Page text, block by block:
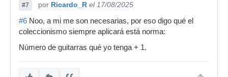
#7 por Ricardo_R el 17/08/2025
#6 Noo, a mi me son necesarias, por eso digo qué el
coleccionismo siempre aplicará está norma:
Número de guitarras qué yo tenga + 1.